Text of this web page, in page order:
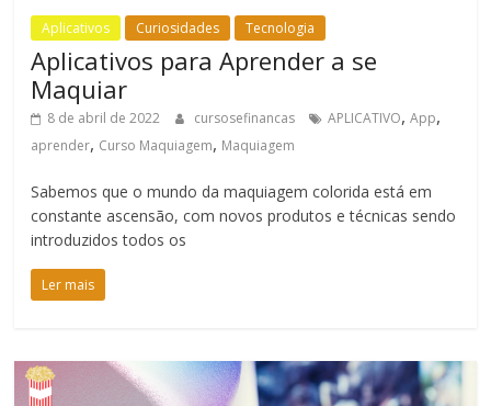
Aplicativos Curiosidades Tecnologia
Aplicativos para Aprender a se
Maquiar
8 de abril de 2022 cursosefinancas APLICATIVO,App,
aprender, Curso Maquiagem, Maquiagem
Sabemos que o mundo da maquiagem colorida está em
constante ascensão, com novos produtos e técnicas sendo
introduzidos todos os
Ler mais